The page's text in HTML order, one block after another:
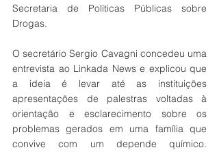
Secretaria de Políticas Públicas sobre
Drogas.
O secretário Sergio Cavagni concedeu uma
entrevista ao Linkada News e explicou que
a ideia é levar até as instituições
apresentações de palestras voltadas à
orientação e esclarecimento sobre os
problemas gerados em uma família que
convive com um depende químico.